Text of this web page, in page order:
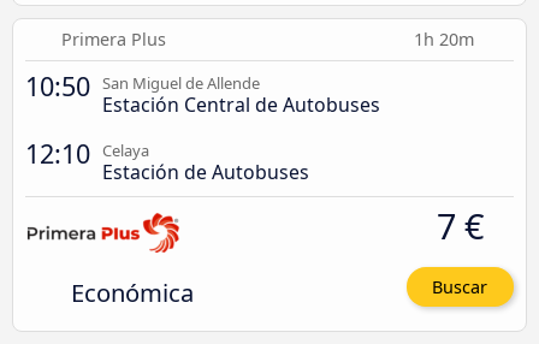
Primera Plus 1h 20m
10:50 San Miguel de Allende
Estación Central de Autobuses
12:10 Celaya
Estación de Autobuses
Económica
7 €
Buscar